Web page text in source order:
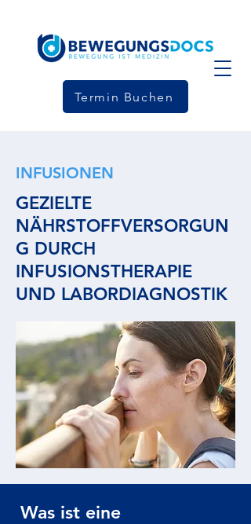
Termin Buchen
INFUSIONEN
GEZIELTE
NÄHRSTOFFVERSORGUN
G DURCH
INFUSIONSTHERAPIE
UND LABORDIAGNOSTIK
Was ist eine